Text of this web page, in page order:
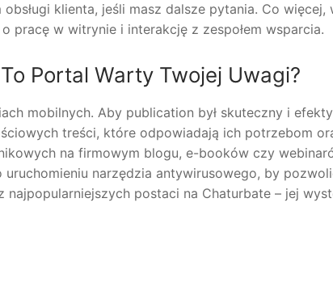
klienta, jeśli masz dalsze pytania. Co więcej,
pracę w witrynie i interakcję z zespołem wsparcia.
Portal Warty Twojej Uwagi?
mobilnych. Aby publication był skuteczny i
treści, które odpowiadają ich potrzebom
na firmowym blogu, e-booków czy
narzędzia antywirusowego, by
postaci na Chaturbate – jej